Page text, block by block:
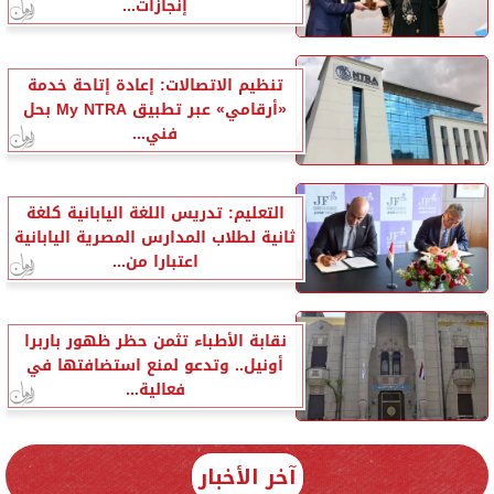
إنجازات...
تنظيم الاتصالات: إعادة إتاحة خدمة
«أرقامي» عبر تطبيق My NTRA بحل
فني...
التعليم: تدريس اللغة اليابانية كلغة
ثانية لطلاب المدارس المصرية اليابانية
اعتبارا من...
نقابة الأطباء تثمن حظر ظهور باربرا
أونيل.. وتدعو لمنع استضافتها في
فعالية...
آخر الأخبار